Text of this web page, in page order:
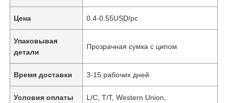
Цена 0.4-0.55USD/pc
Упаковывая
детали
Прозрачная сумка с ципом
Время доставки 3-15 рабочих дней
Условия оплаты L/C, T/T, Western Union,